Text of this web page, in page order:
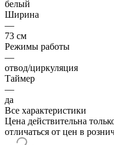
белый
Ширина
—
73 см
Режимы работы
—
отвод/циркуляция
Таймер
—
да
Все характеристики
Цена действительна
отличаться от цен в